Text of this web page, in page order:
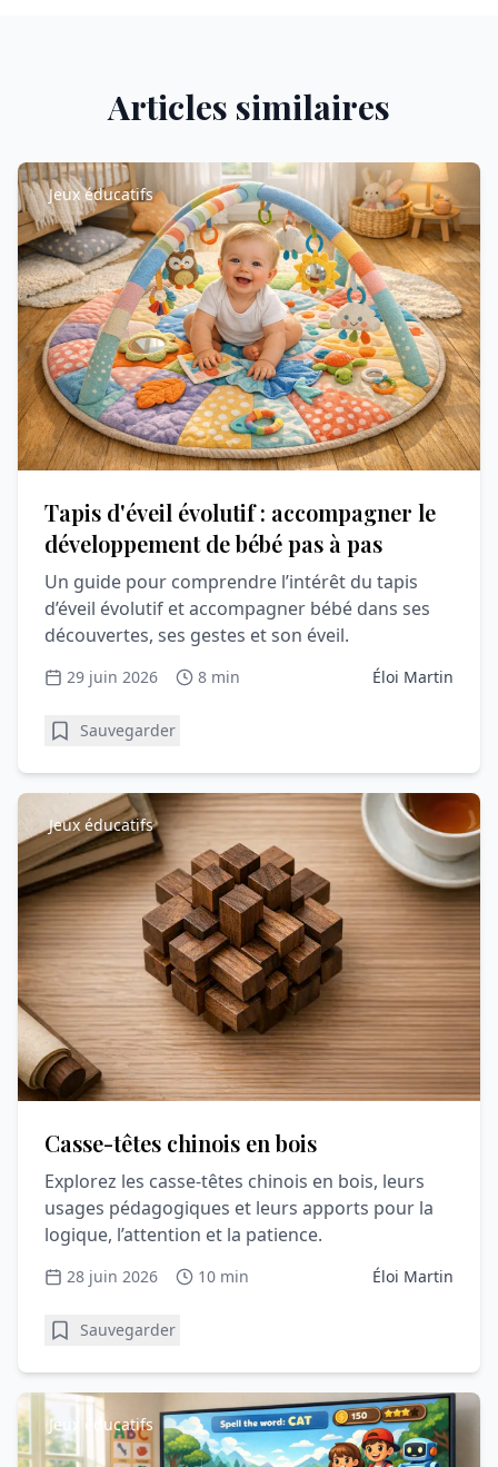
Articles similaires
Jeux éducatifs
Tapis d'éveil évolutif : accompagner le
développement de bébé pas à pas
Un guide pour comprendre l’intérêt du tapis
d’éveil évolutif et accompagner bébé dans ses
découvertes, ses gestes et son éveil.
29 juin 2026 8 min Éloi Martin
Sauvegarder
Jeux éducatifs
Casse-têtes chinois en bois
Explorez les casse-têtes chinois en bois, leurs
usages pédagogiques et leurs apports pour la
logique, l’attention et la patience.
28 juin 2026 10 min Éloi Martin
Sauvegarder
Jeux éducatifs